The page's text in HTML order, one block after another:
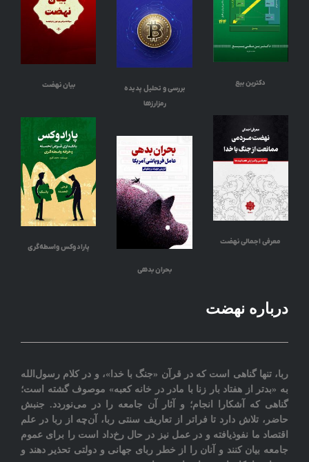
دکترین بیع
بررسی و تحلیل پدیده
رمزارزها
بیان نهضت
معرفی اجمالی نهضت
بحران بدهی
پارادوکس واسطه‌گری
درباره نهضت
ربا، تنها گناهی است که در قرآن «جنگ با خدا»، و در کلام رسول‌الله
به «بدتر از هفتاد بار زنا با مادر در خانه کعبه» موصوف گشته است؛
گناهی که آشکارا انجام؛ و آثار آن جامعه را در می‌نوردد‎. جنبش
حاضر، تلاش دارد تا فراتر از تعاريف سنتی ربا، آن‌چه از ربا در علم
اقتصاد ما نفوذیافته و در عمل نیز در حال رخ‌داد است را برای عموم
جامعه بيان کنند و آنان را از خطر ربای جهانی و دولتی تحذیر دهند و